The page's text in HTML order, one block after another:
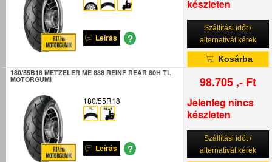
Leírás ?
készleten
Szállítási időt /
alternatívát kérek
Kosárba
180/55B18 METZELER ME 888 REINF REAR 80H TL
MOTORGUMI
180/55R18
Leírás ?
98.705 ,- Ft
Jelenleg nincs
készleten
Szállítási időt /
alternatívát kérek